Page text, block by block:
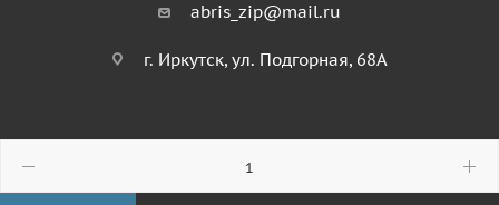
abris_zip@mail.ru
г. Иркутск, ул. Подгорная, 68А
© 2026 Абрис